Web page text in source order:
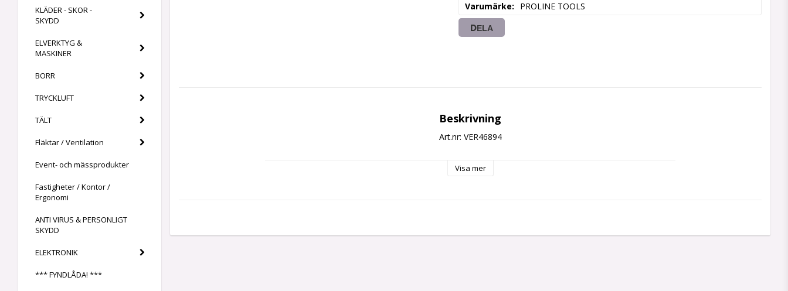
KLÄDER - SKOR -
SKYDD
ELVERKTYG &
MASKINER
BORR
TRYCKLUFT
TÄLT
Fläktar / Ventilation
Event- och mässprodukter
Fastigheter / Kontor /
Ergonomi
ANTI VIRUS & PERSONLIGT
SKYDD
ELEKTRONIK
*** FYNDLÅDA! ***
Varumärke PROLINE TOOLS
DELA
Beskrivning
Art.nr: VER46894
Visa mer